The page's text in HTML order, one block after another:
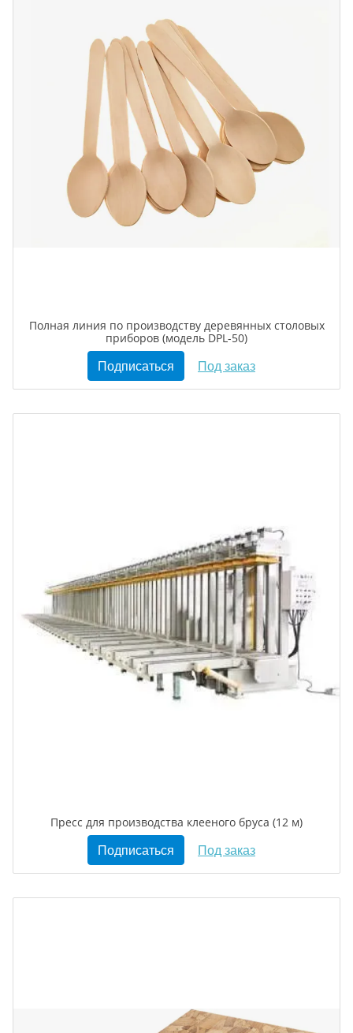
Полная линия по производству деревянных столовых
приборов (модель DPL-50)
Подписаться Под заказ
Пресс для производства клееного бруса (12 м)
Подписаться Под заказ